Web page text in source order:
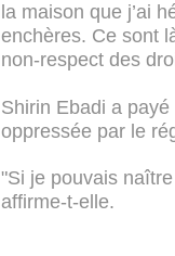
la maison que j’ai
enchères. Ce sont
non-respect des
Shirin Ebadi a
oppressée par le
"Si je pouvais
affirme-t-elle.